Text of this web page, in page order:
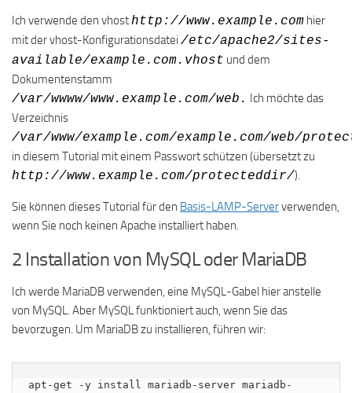
Ich verwende den vhosthttp://www.example.com hier
mit der vhost-Konfigurationsdatei /etc/apache2/sites-
available/example.com.vhost und dem
Dokumentenstamm
/var/wwww/www.example.com/web. Ich möchte das
Verzeichnis
/var/www/example.com/example.com/web/
in diesem Tutorial mit einem Passwort schützen (übersetzt zu
http://www.example.com/protecteddir/).
Sie können dieses Tutorial für den Basis-LAMP-Serververwenden,
wenn Sie noch keinen Apache installiert haben.
2 Installation von MySQL oder MariaDB
Ich werde MariaDB verwenden, eine MySQL-Gabel hier anstelle
von MySQL. Aber MySQL funktioniert auch, wenn Sie das
bevorzugen. Um MariaDB zu installieren, führen wir:
apt-get -y install mariadb-server mariadb-